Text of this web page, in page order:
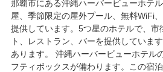
那覇市にある沖縄ハーバービューホテ
屋、季節限定の屋外プール、無料WiFi
提供しています。5つ星のホテルで、市
ト、レストラン、バーを提供していま
あります。 沖縄ハーバービューホテル
フティボックスが備わります。この宿